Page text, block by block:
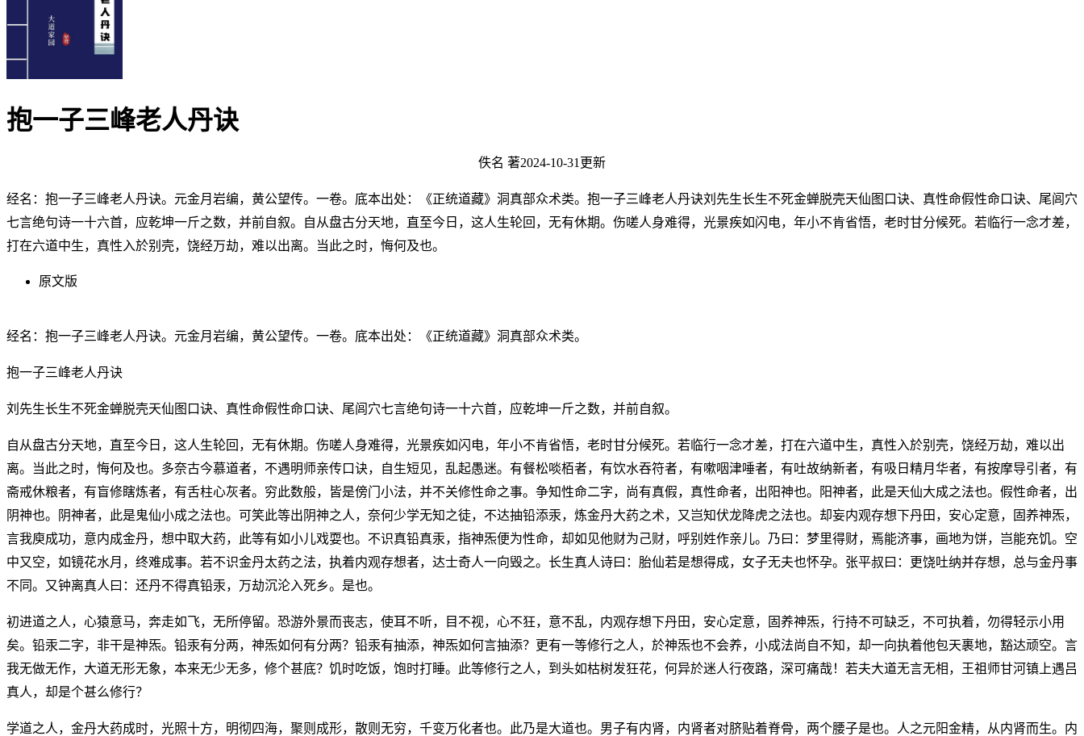
抱一子三峰老人丹诀
佚名 著2024-10-31更新
经名：抱一子三峰老人丹诀。元金月岩编，黄公望传。一卷。底本出处：《正统道藏》洞真部众术类。抱一子三峰老人丹诀刘先生长生不死金蝉脱壳天仙图口诀、真性命假性命口诀、尾闾穴
七言绝句诗一十六首，应乾坤一斤之数，并前自叙。自从盘古分天地，直至今日，这人生轮回，无有休期。伤嗟人身难得，光景疾如闪电，年小不肯省悟，老时甘分候死。若临行一念才差，
打在六道中生，真性入於别壳，饶经万劫，难以出离。当此之时，悔何及也。
原文版
经名：抱一子三峰老人丹诀。元金月岩编，黄公望传。一卷。底本出处：《正统道藏》洞真部众术类。
抱一子三峰老人丹诀
刘先生长生不死金蝉脱壳天仙图口诀、真性命假性命口诀、尾闾穴七言绝句诗一十六首，应乾坤一斤之数，并前自叙。
自从盘古分天地，直至今日，这人生轮回，无有休期。伤嗟人身难得，光景疾如闪电，年小不肯省悟，老时甘分候死。若临行一念才差，打在六道中生，真性入於别壳，饶经万劫，难以出
离。当此之时，悔何及也。多奈古今慕道者，不遇明师亲传口诀，自生短见，乱起愚迷。有餐松啖栢者，有饮水吞符者，有嗽咽津唾者，有吐故纳新者，有吸日精月华者，有按摩导引者，有
斋戒休粮者，有盲修瞎炼者，有舌柱心灰者。穷此数般，皆是傍门小法，并不关修性命之事。争知性命二字，尚有真假，真性命者，出阳神也。阳神者，此是天仙大成之法也。假性命者，出
阴神也。阴神者，此是鬼仙小成之法也。可笑此等出阴神之人，奈何少学无知之徒，不达抽铅添汞，炼金丹大药之术，又岂知伏龙降虎之法也。却妄内观存想下丹田，安心定意，固养神炁，
言我庾成功，意内成金丹，想中取大药，此等有如小儿戏耍也。不识真铅真汞，指神炁便为性命，却如见他财为己财，呼别姓作亲儿。乃曰：梦里得财，焉能济事，画地为饼，岂能充饥。空
中又空，如镜花水月，终难成事。若不识金丹太药之法，执着内观存想者，达士奇人一向毁之。长生真人诗曰：胎仙若是想得成，女子无夫也怀孕。张平叔曰：更饶吐纳并存想，总与金丹事
不同。又钟离真人曰：还丹不得真铅汞，万劫沉沦入死乡。是也。
初进道之人，心猿意马，奔走如飞，无所停留。恐游外景而丧志，使耳不听，目不视，心不狂，意不乱，内观存想下丹田，安心定意，固养神炁，行持不可缺乏，不可执着，勿得轻示小用
矣。铅汞二字，非干是神炁。铅汞有分两，神炁如何有分两？铅汞有抽添，神炁如何言抽添？更有一等修行之人，於神炁也不会养，小成法尚自不知，却一向执着他包天裹地，豁达顽空。言
我无做无作，大道无形无象，本来无少无多，修个甚底？饥时吃饭，饱时打睡。此等修行之人，到头如枯树发狂花，何异於迷人行夜路，深可痛哉！若夫大道无言无相，王祖师甘河镇上遇吕
真人，却是个甚么修行？
学道之人，金丹大药成时，光照十方，明彻四海，聚则成形，散则无穷，千变万化者也。此乃是大道也。男子有内肾，内肾者对脐贴着脊骨，两个腰子是也。人之元阳金精，从内肾而生。内